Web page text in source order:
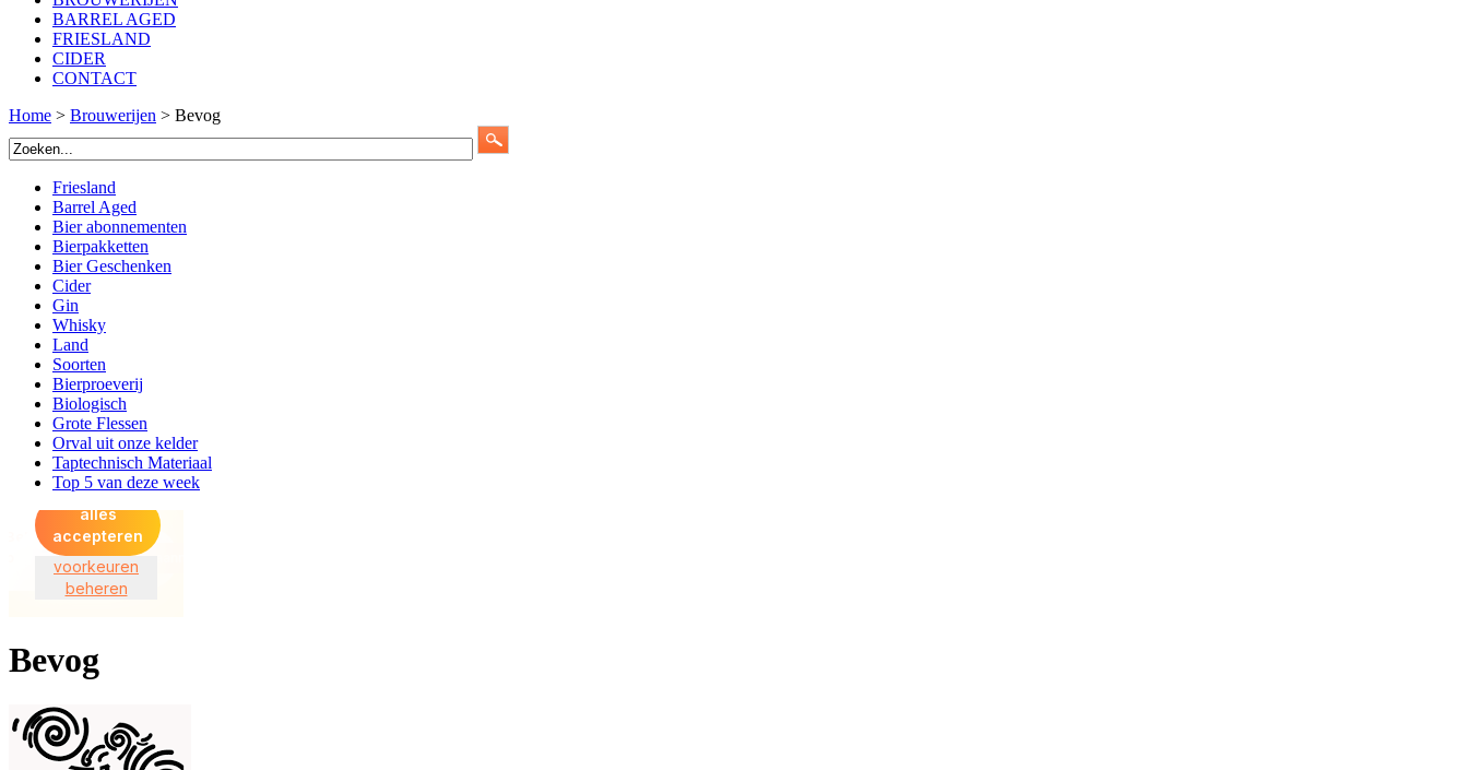
BARREL AGED
FRIESLAND
CIDER
CONTACT
Home > Brouwerijen > Bevog
Friesland
Barrel Aged
Bier abonnementen
Bierpakketten
Bier Geschenken
Cider
Gin
Whisky
Land
Soorten
Bierproeverij
Biologisch
Grote Flessen
Orval uit onze kelder
Taptechnisch Materiaal
Top 5 van deze week
Bevog